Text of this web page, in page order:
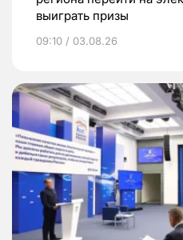
выиграть призы
09:10 / 03.08.26